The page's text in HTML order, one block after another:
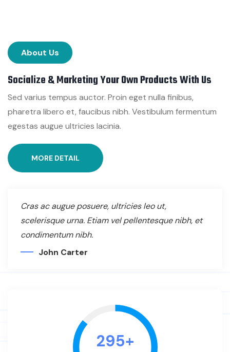
341+
About Us
Socialize & Marketing Your Own Products With Us
Sed varius tempus auctor. Proin eget nulla finibus,
pharetra libero et, faucibus nibh. Vestibulum fermentum
egestas augue ultricies lacinia.
MORE DETAIL
Cras ac augue posuere, ultricies leo ut,
scelerisque urna. Etiam vel pellentesque nibh, et
condimentum nibh.
John Carter